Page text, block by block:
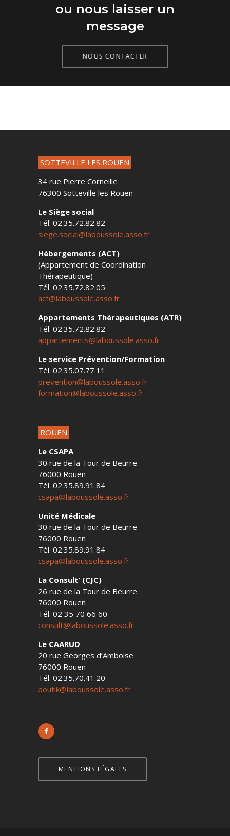
ou nous laisser un
message
NOUS CONTACTER
SOTTEVILLE LES ROUEN
34 rue Pierre Corneille
76300 Sotteville les Rouen
Le Siège social
Tél. 02.35.72.82.82
siege.social@laboussole.asso.fr
Hébergements (ACT)
(Appartement de Coordination
Thérapeutique)
Tél. 02.35.72.82.05
act@laboussole.asso.fr
Appartements Thérapeutiques (ATR)
Tél. 02.35.72.82.82
appartements@laboussole.asso.fr
Le service Prévention/Formation
Tél. 02.35.07.77.11
prevention@laboussole.asso.fr
formation@laboussole.asso.fr
ROUEN
Le CSAPA
30 rue de la Tour de Beurre
76000 Rouen
Tél. 02.35.89.91.84
csapa@laboussole.asso.fr
Unité Médicale
30 rue de la Tour de Beurre
76000 Rouen
Tél. 02.35.89.91.84
csapa@laboussole.asso.fr
La Consult’ (CJC)
26 rue de la Tour de Beurre
76000 Rouen
Tél. 02 35 70 66 60
consult@laboussole.asso.fr
Le CAARUD
20 rue Georges d’Amboise
76000 Rouen
Tél. 02.35.70.41.20
boutik@laboussole.asso.fr
MENTIONS LÉGALES